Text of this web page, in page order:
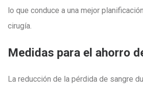
lo que conduce a una mejor
cirugía.
Medidas para el ahorro
La reducción de la pérdida de sangre